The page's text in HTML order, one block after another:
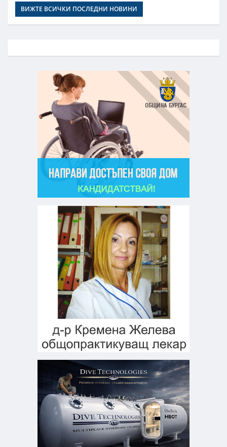
ВИЖТЕ ВСИЧКИ ПОСЛЕДНИ НОВИНИ